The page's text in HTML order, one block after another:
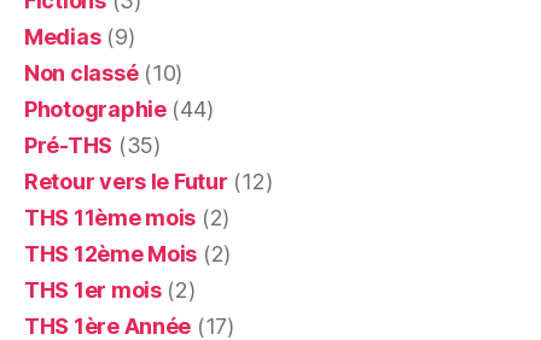
Medias(9)
Non classé(10)
Photographie(44)
Pré-THS (35)
Retour vers le Futur (12)
THS 11ème mois (2)
THS 12ème Mois (2)
THS 1er mois(2)
THS 1ère Année (17)